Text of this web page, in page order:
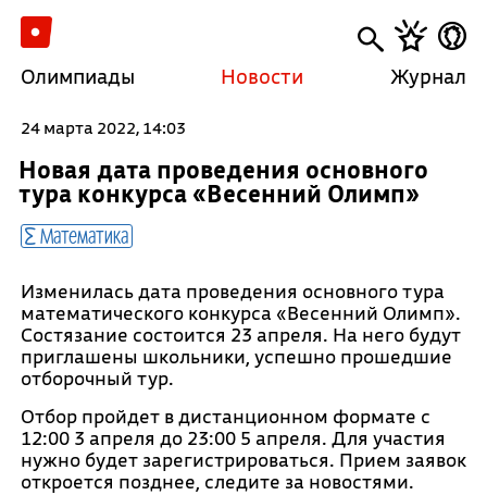
Олимпиады Новости Журнал
24 марта 2022, 14:03
Новая дата проведения основного
тура конкурса «Весенний Олимп»
Математика
Изменилась дата проведения основного тура
математического конкурса «Весенний Олимп».
Состязание состоится 23 апреля. На него будут
приглашены школьники, успешно прошедшие
отборочный тур.
Отбор пройдет в дистанционном формате с
12:00 3 апреля до 23:00 5 апреля. Для участия
нужно будет зарегистрироваться. Прием заявок
откроется позднее, следите за новостями.